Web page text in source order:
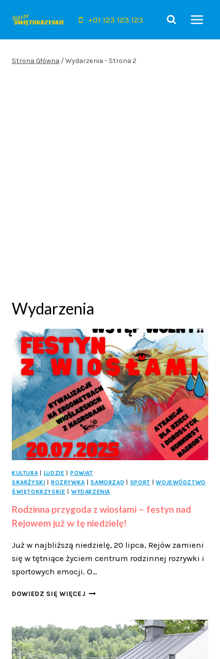
+01 123 123 123
Strona Główna /Wydarzenia - Strona 2
Wydarzenia
KULTURA LUDZIE
POWIAT
SKARŻYSKI
ROZRYWKA SAMORZĄD SPORT
WOJEWÓDZTWO
ŚWIĘTOKRZYSKIE
WYDARZENIA
Rodzinna przygoda z wiosłami – festyn nad
Rejowem już w tę niedzielę!
Już w najbliższą niedzielę, 20 lipca, Rejów zamieni
się w tętniące życiem centrum rodzinnej rozrywki i
sportowych emocji. O…
DOWIEDZ SIĘ WIĘCEJ RODZINNA
WIOSŁAMI
–
FESTYN
NAD